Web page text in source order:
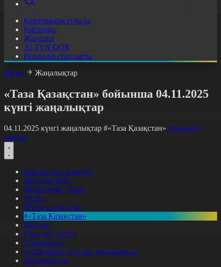
Корпорация туралы
Байланыс
Жарнама
ALTYN QOR
Редакция стандарты
Басты
Жаңалықтар
«Таза Қазақстан» бойынша 04.11.2025
күнгі жаңалықтар
04.11.2025 күнгі жаңалықтар #«Таза Қазақстан» Фильтрді
тазалау
Барлық жаңалықтар
#Жолдау 2025
#Құрылтай - 2026
#Апта
#Ресми оқиғалар
#«Таза Қазақстан»
#Қоғам
#Заң мен тәртіп
#Экономика
#«100 кітап» ұлттық сауалнамасы
#Референдум